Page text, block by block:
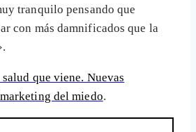
tranquilo pensando que
con más damnificados que la
salud que viene. Nuevas
del miedo.